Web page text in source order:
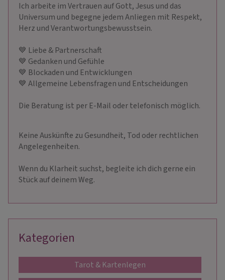
Ich arbeite im Vertrauen auf Gott, Jesus und das
Universum und begegne jedem Anliegen mit Respekt,
Herz und Verantwortungsbewusstsein.
💙 Liebe & Partnerschaft
💙 Gedanken und Gefühle
💙 Blockaden und Entwicklungen
💙 Allgemeine Lebensfragen und Entscheidungen
Die Beratung ist per E-Mail oder telefonisch möglich.
Keine Auskünfte zu Gesundheit, Tod oder rechtlichen
Angelegenheiten.
Wenn du Klarheit suchst, begleite ich dich gerne ein
Stück auf deinem Weg.
Kategorien
Tarot & Kartenlegen